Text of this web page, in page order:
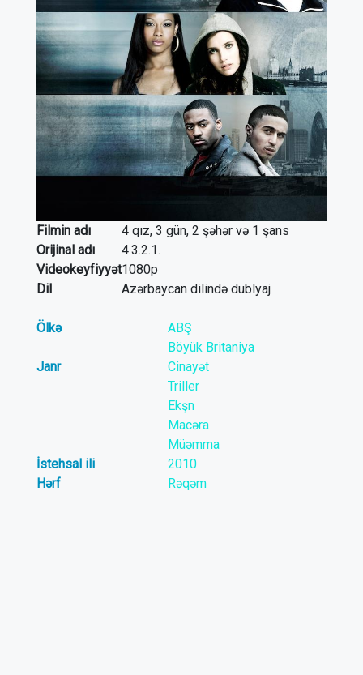
Filmin adı
4 qız, 3 gün, 2 şəhər və 1 şans
Orijinal adı
4.3.2.1.
Videokeyfiyyət1080p
Dil
Azərbaycan dilində dublyaj
Ölkə
ABŞ
Böyük Britaniya
Janr
Cinayət
Triller
Ekşn
Macəra
Müəmma
İstehsal ili
2010
Hərf
Rəqəm